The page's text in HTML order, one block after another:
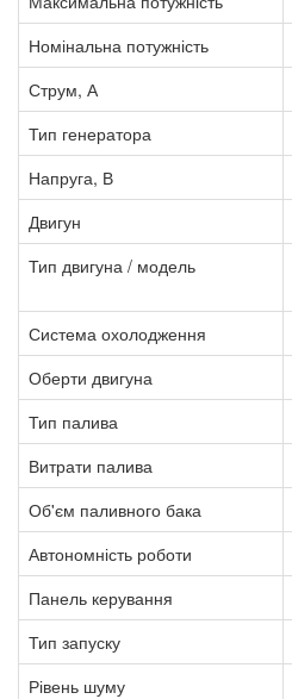
Номінальна потужність
Струм, А
Тип генератора
Напруга, В
Двигун
Тип двигуна / модель
Система охолодження
Оберти двигуна
Тип палива
Витрати палива
Об'єм паливного бака
Автономність роботи
Панель керування
Тип запуску
Рівень шуму